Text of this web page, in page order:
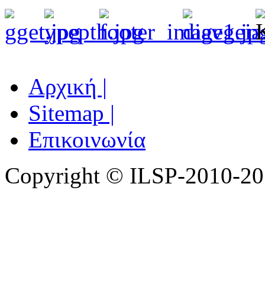
Αρχική |
Sitemap |
Επικοινωνία
Copyright © ILSP-2010-